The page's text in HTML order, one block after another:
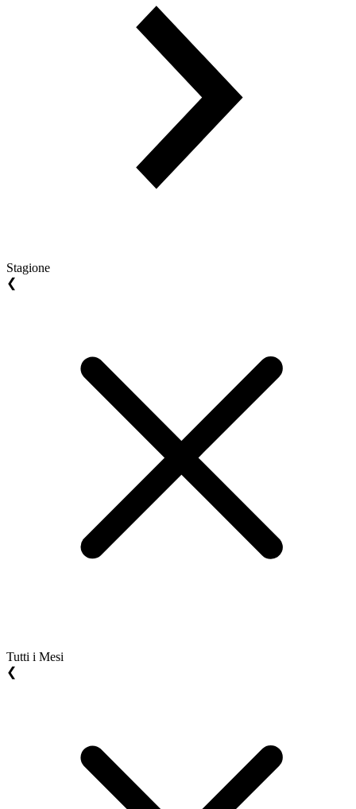
Stagione
❮
Tutti i Mesi
❮